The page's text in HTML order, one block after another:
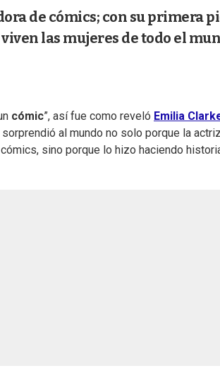
de cómics; con su primera
las mujeres de todo el
cómic”, así fue como reveló Emilia
al mundo no solo porque la
sino porque lo hizo haciendo